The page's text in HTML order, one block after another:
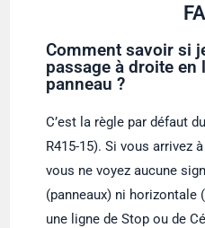
Comment savoir si
passage à droite en
panneau ?
C’est la règle par défaut
R415-15). Si vous arrivez
vous ne voyez aucune
(panneaux) ni horizontale
une ligne de Stop ou de